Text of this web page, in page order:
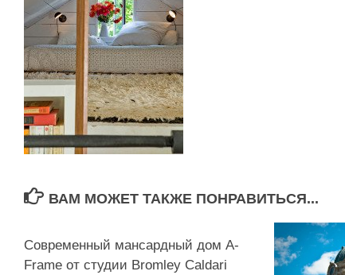
ВАМ МОЖЕТ ТАКЖЕ ПОНРАВИТЬСЯ...
Современный мансардный дом A-
Frame от студии Bromley Caldari